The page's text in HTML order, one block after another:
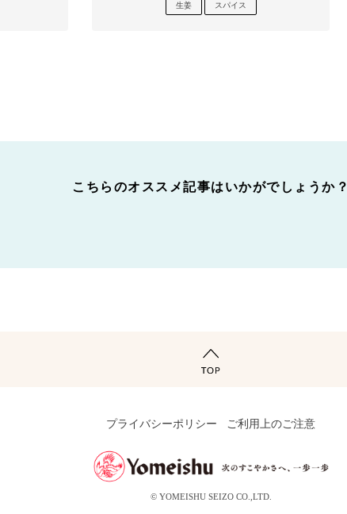
生姜 スパイス
こちらのオススメ記事はいかがでしょうか？
プライバシーポリシー ご利用上のご注意
© YOMEISHU SEIZO CO.,LTD.